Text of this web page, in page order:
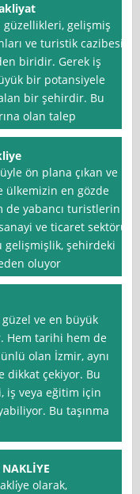
gelişmiş
ve turistik cazibesi
biridir. Gerek iş
bir potansiyele
bir şehirdir. Bu
olan talep
ön plana çıkan ve
ülkemizin en gözde
yabancı turistlerin
ve ticaret sektörü
gelişmişlik, şehirdeki
oluyor
ve en büyük
Hem tarihi hem de
olan İzmir, aynı
dikkat çekiyor. Bu
iş veya eğitim için
Bu taşınma
NAKLİYE
olarak,